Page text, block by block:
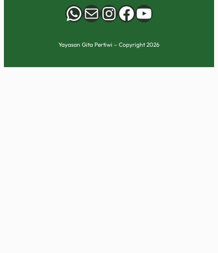
WhatsApp
MailInstagram
Facebook
YouTube
Yayasan Gita Pertiwi – Copyright 2026